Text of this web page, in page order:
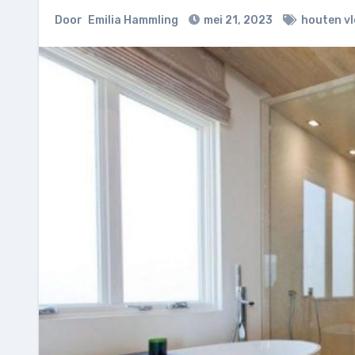
Door Emilia Hammling mei 21, 2023 houten